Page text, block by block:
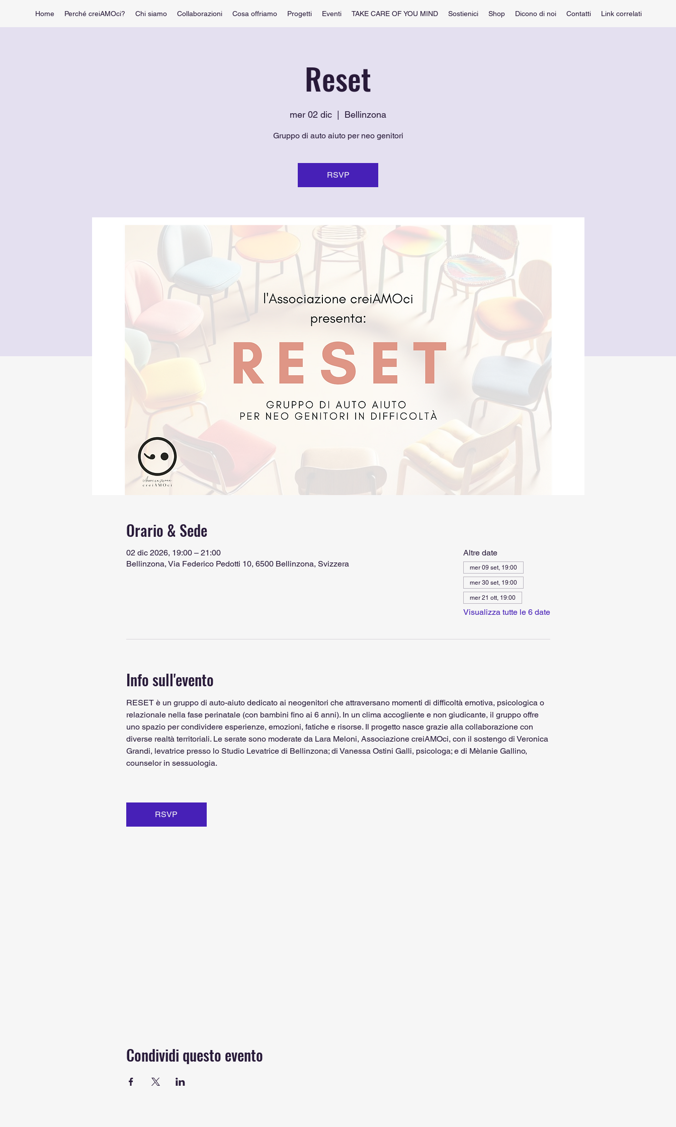
Home Perché creiAMOci? Chi siamo Collaborazioni Cosa offriamo Progetti Eventi TAKE CARE OF YOU MIND Sostienici Shop Dicono di noi Contatti Link correlati
Reset
mer 02 dic Bellinzona
Gruppo di auto aiuto per neo genitori
RSVP
Orario & Sede
02 dic 2026, 19:00 – 21:00
Bellinzona, Via Federico Pedotti 10, 6500 Bellinzona, Svizzera
Altre date
mer 09 set, 19:00
mer 30 set, 19:00
mer 21 ott, 19:00
Visualizza tutte le 6 date
Info sull'evento
RESET è un gruppo di auto-aiuto dedicato ai neogenitori che attraversano momenti di difficoltà emotiva, psicologica o
relazionale nella fase perinatale (con bambini fino ai 6 anni). In un clima accogliente e non giudicante, il gruppo offre
uno spazio per condividere esperienze, emozioni, fatiche e risorse. Il progetto nasce grazie alla collaborazione con
diverse realtà territoriali. Le serate sono moderate da Lara Meloni, Associazione creiAMOci, con il sostengo di Veronica
Grandi, levatrice presso lo Studio Levatrice di Bellinzona; di Vanessa Ostini Galli, psicologa; e di Mèlanie Gallino,
counselor in sessuologia.
RSVP
Condividi questo evento